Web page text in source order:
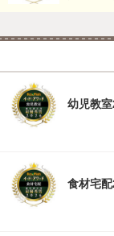
幼児教
食材宅